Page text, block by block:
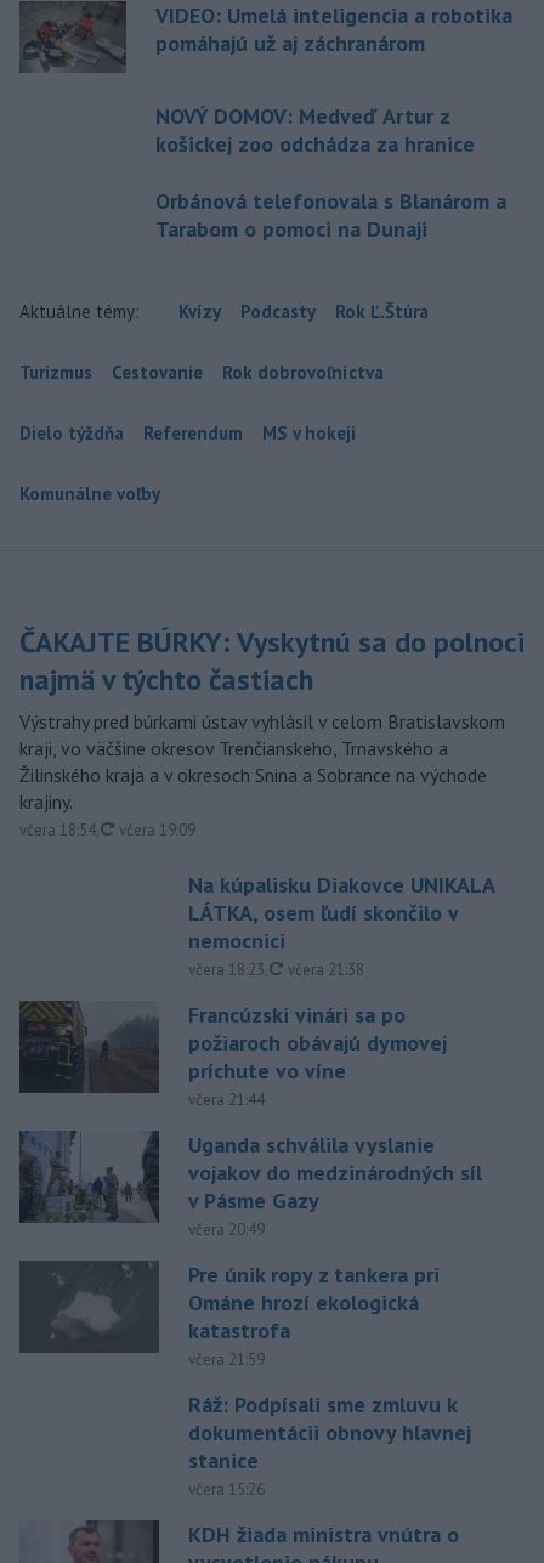
VIDEO: Umelá inteligencia a robotika
pomáhajú už aj záchranárom
NOVÝ DOMOV: Medveď Artur z
košickej zoo odchádza za hranice
Orbánová telefonovala s Blanárom a
Tarabom o pomoci na Dunaji
Aktuálne témy: Kvízy Podcasty Rok Ľ.Štúra
Turizmus Cestovanie Rok dobrovoľníctva
Dielo týždňa Referendum MS v hokeji
Komunálne voľby
ČAKAJTE BÚRKY: Vyskytnú sa do polnoci
najmä v týchto častiach
Výstrahy pred búrkami ústav vyhlásil v celom Bratislavskom
kraji, vo väčšine okresov Trenčianskeho, Trnavského a
Žilinského kraja a v okresoch Snina a Sobrance na východe
krajiny.
včera 18:54, aktualizované
včera 19:09
Na kúpalisku Diakovce UNIKALA
LÁTKA, osem ľudí skončilo v
nemocnici
včera 18:23, aktualizované
včera 21:38
Francúzski vinári sa po
požiaroch obávajú dymovej
príchute vo víne
včera 21:44
Uganda schválila vyslanie
vojakov do medzinárodných síl
v Pásme Gazy
včera 20:49
Pre únik ropy z tankera pri
Ománe hrozí ekologická
katastrofa
včera 21:59
Ráž: Podpísali sme zmluvu k
dokumentácii obnovy hlavnej
stanice
včera 15:26
KDH žiada ministra vnútra o